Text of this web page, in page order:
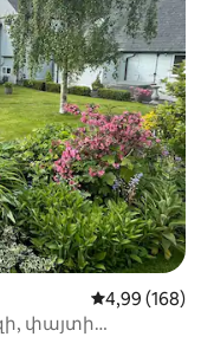
Միջին
4,99 (168)
փայտի